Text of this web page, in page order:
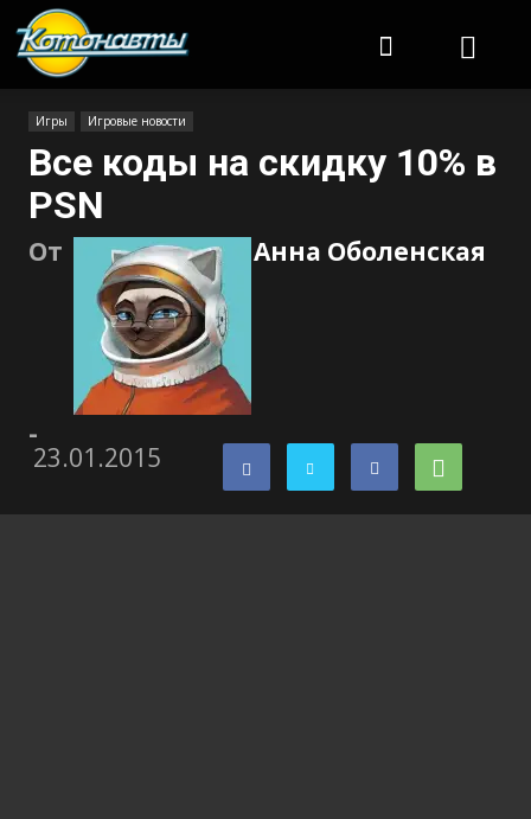
Игры Игровые новости
Все коды на скидку 10% в
PSN
От Анна Оболенская
-
23.01.2015